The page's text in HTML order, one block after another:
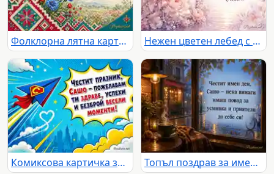
Фолклорна лятна картичка за Сашка със Св. Александър Нежен цветен лебед с послание за имен ден на Сашка
Комиксова картичка за имен ден на Сашо със супергеройско самолетче Топъл поздрав за имен ден на Сашо край дъждовен прозорец